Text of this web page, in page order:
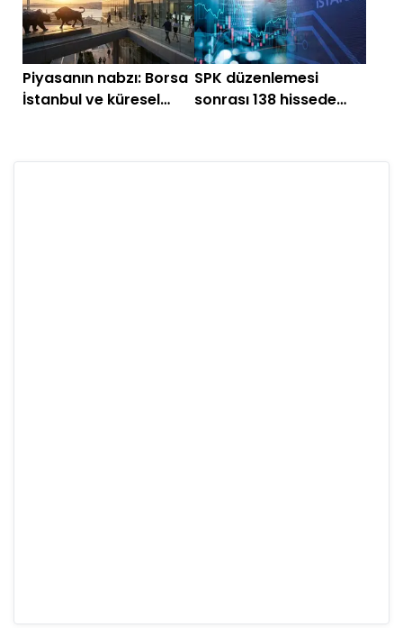
Piyasanın nabzı: Borsa
İstanbul ve küresel
SPK düzenlemesi
sonrası 138 hissede